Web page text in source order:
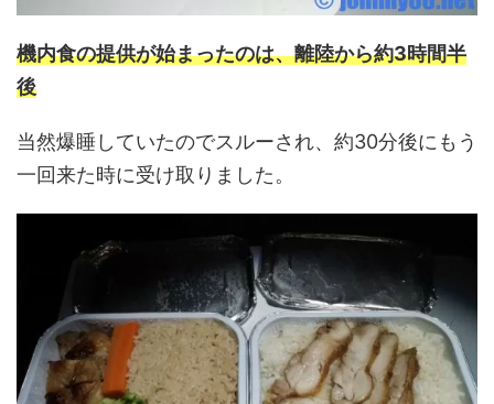
機内食の提供が始まったのは、離陸から約3時間半
後
当然爆睡していたのでスルーされ、約30分後にもう
一回来た時に受け取りました。